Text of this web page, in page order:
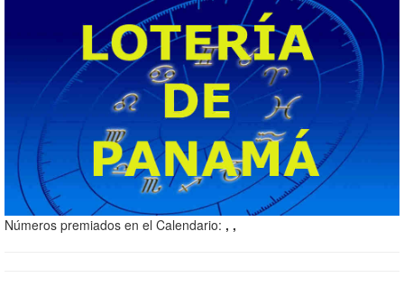
Números premiados en el Calendario: , ,